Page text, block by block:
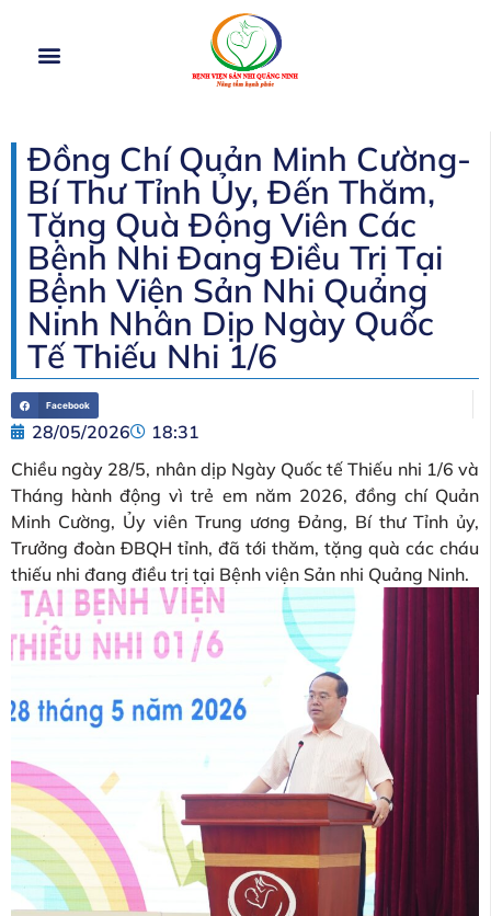
Đồng Chí Quản Minh Cường-
Bí Thư Tỉnh Ủy, Đến Thăm,
Tặng Quà Động Viên Các
Bệnh Nhi Đang Điều Trị Tại
Bệnh Viện Sản Nhi Quảng
Ninh Nhân Dịp Ngày Quốc
Tế Thiếu Nhi 1/6
Facebook
28/05/2026
18:31
Chiều ngày 28/5, nhân dịp Ngày Quốc tế Thiếu nhi 1/6 và
Tháng hành động vì trẻ em năm 2026, đồng chí Quản
Minh Cường, Ủy viên Trung ương Đảng, Bí thư Tỉnh ủy,
Trưởng đoàn ĐBQH tỉnh, đã tới thăm, tặng quà các cháu
thiếu nhi đang điều trị tại Bệnh viện Sản nhi Quảng Ninh.